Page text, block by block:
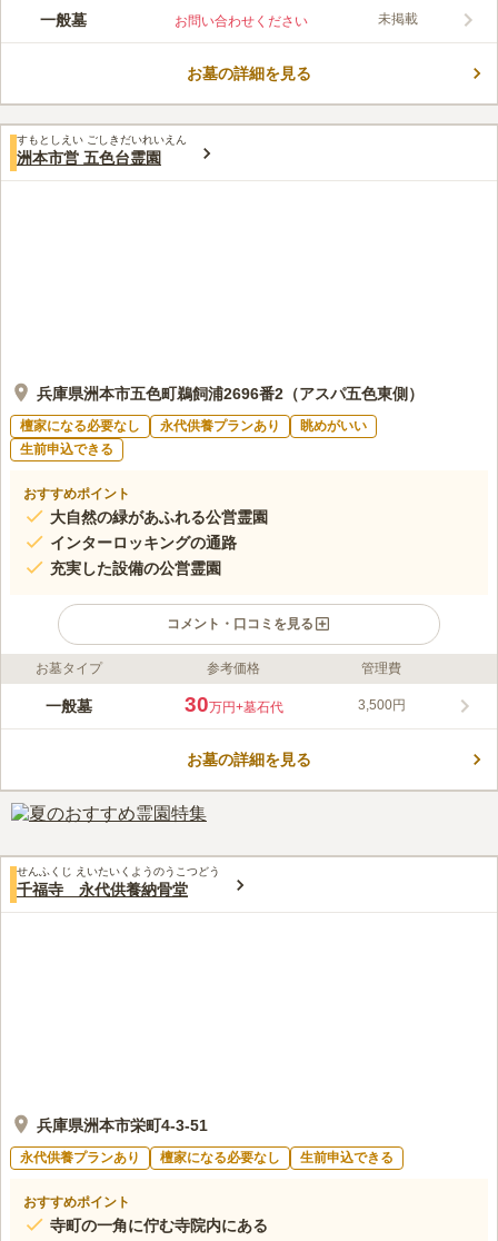
平安浦霊園は兵庫県洲本市の海に近い場所にある民営霊園です。
日当たりがよく、あたたかな太陽の陽射しを受けながらお墓参り
口コミ評価
この霊園はまだ誰からも評価されていません。
一般墓 お問い合わせください 未掲載
お墓の詳細を見る
すもとしえい ごしきだいれいえん
洲本市営 五色台霊園
兵庫県洲本市五色町鵜飼浦2696番2（アスパ五色東側）
檀家になる必要なし 永代供養プランあり
眺めがいい
生前申込できる
おすすめポイント
大自然の緑があふれる公営霊園
インターロッキングの通路
充実した設備の公営霊園
コメント・口コミを見る
ライフドット編集部のコメント
豊かな緑があふれる、開放的な公営霊園です。徹底したバリアフ
立五色台運動公園「アスパ五色」があり、スポーツの合間に気軽
されています。洲本市の地域生活課が問い合わせ先になっていま
す。
口コミ評価
お墓タイプ 参考価格 管理費
一般墓 30万円+墓石代 3,500円
お墓の詳細を見る
せんふくじ えいたいくようのうこつどう
千福寺 永代供養納骨堂
兵庫県洲本市栄町4-3-51
永代供養プランあり 檀家になる必要なし 生前申込できる
おすすめポイント
寺町の一角に佇む寺院内にある